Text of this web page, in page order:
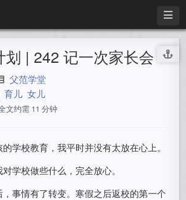
划 | 242 记一次家长会
父范学堂
育儿 女儿
文约需 11 分钟
学校教育，我平时并没有太放在心上。
学校做些什么，完全放心。
事情有了转变。寒假之后返校的第一个